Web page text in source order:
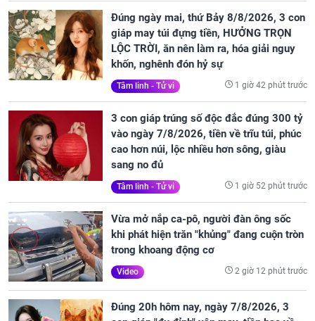
Đúng ngày mai, thứ Bảy 8/8/2026, 3 con
giáp may túi đựng tiền, HƯỞNG TRỌN
LỘC TRỜI, ăn nên làm ra, hóa giải nguy
khốn, nghênh đón hỷ sự
Tâm linh - Tử vi 1 giờ 42 phút trước
3 con giáp trúng số độc đắc đúng 300 tỷ
vào ngày 7/8/2026, tiền về trĩu túi, phúc
cao hơn núi, lộc nhiều hơn sông, giàu
sang no đủ
Tâm linh - Tử vi 1 giờ 52 phút trước
Vừa mở nắp ca-pô, người đàn ông sốc
khi phát hiện trăn "khủng" đang cuộn tròn
trong khoang động cơ
Video 2 giờ 12 phút trước
Đúng 20h hôm nay, ngày 7/8/2026, 3